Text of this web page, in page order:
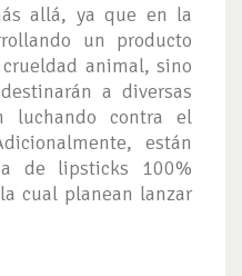
allá, ya que en la
un producto
animal, sino
a diversas
luchando contra el
están
de lipsticks 100%
cual planean lanzar